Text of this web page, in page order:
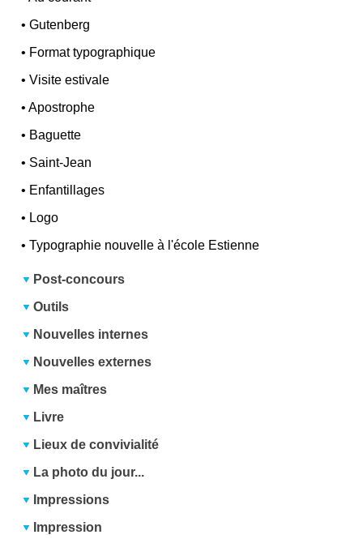
•Gutenberg
• Format typographique
•Visite estivale
•Apostrophe
• Baguette
• Saint-Jean
• Enfantillages
• Logo
•Typographie nouvelle à l'école Estienne
Post-concours
Outils
Nouvelles internes
Nouvelles externes
Mes maîtres
Livre
Lieux de convivialité
La photo du jour...
Impressions
Impression